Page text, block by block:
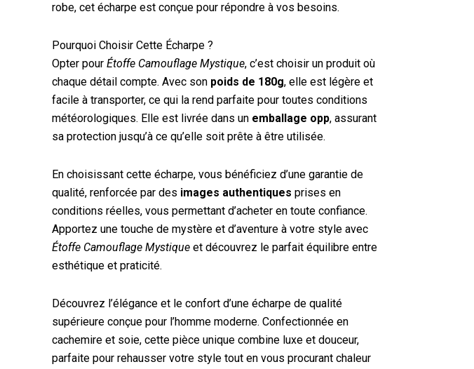
robe, cet écharpe est conçue pour répondre à vos besoins.
Pourquoi Choisir Cette Écharpe ?
Opter pour Étoffe Camouflage Mystique, c’est choisir un produit où
chaque détail compte. Avec son poids de 180g, elle est légère et
facile à transporter, ce qui la rend parfaite pour toutes conditions
météorologiques. Elle est livrée dans un emballage opp, assurant
sa protection jusqu’à ce qu’elle soit prête à être utilisée.
En choisissant cette écharpe, vous bénéficiez d’une garantie de
qualité, renforcée par des images authentiques prises en
conditions réelles, vous permettant d’acheter en toute confiance.
Apportez une touche de mystère et d’aventure à votre style avec
Étoffe Camouflage Mystique et découvrez le parfait équilibre entre
esthétique et praticité.
Découvrez l’élégance et le confort d’une écharpe de qualité
supérieure conçue pour l’homme moderne. Confectionnée en
cachemire et soie, cette pièce unique combine luxe et douceur,
parfaite pour rehausser votre style tout en vous procurant chaleur